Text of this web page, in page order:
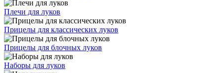
Плечи для луков
Прицелы для классических луков
Прицелы для блочных луков
Наборы для луков